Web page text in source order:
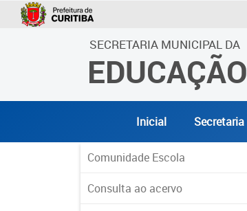
SECRETARIA MUNICIPAL DA
EDUCAÇÃO
Inicial Secretaria
Comunidade Escola
Consulta ao acervo